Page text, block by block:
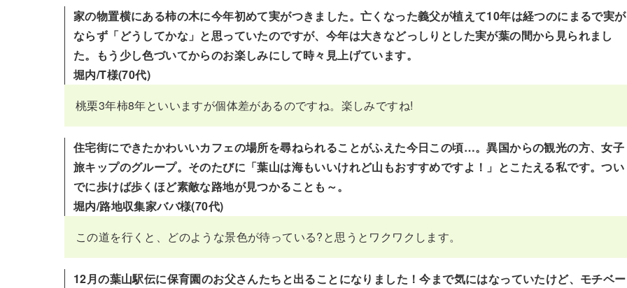
家の物置横にある柿の木に今年初めて実がつきました。亡くなった義父が植えて10年は経つのにまるで実が
ならず「どうしてかな」と思っていたのですが、今年は大きなどっしりとした実が葉の間から見られまし
た。もう少し色づいてからのお楽しみにして時々見上げています。
堀内/T様(70代)
桃栗3年柿8年といいますが個体差があるのですね。楽しみですね!
住宅街にできたかわいいカフェの場所を尋ねられることがふえた今日この頃…。異国からの観光の方、女子
旅キップのグループ。そのたびに「葉山は海もいいけれど山もおすすめですよ！」とこたえる私です。つい
でに歩けば歩くほど素敵な路地が見つかることも～。
堀内/路地収集家ババ様(70代)
この道を行くと、どのような景色が待っている?と思うとワクワクします。
12月の葉山駅伝に保育園のお父さんたちと出ることになりました！今まで気にはなっていたけど、モチベー